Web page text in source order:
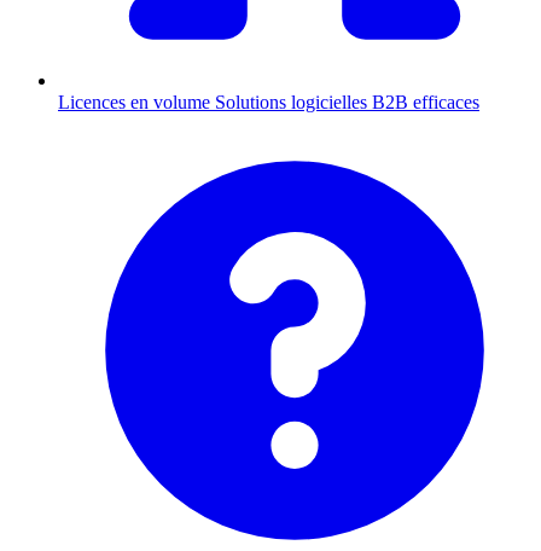
Licences en volume Solutions logicielles B2B efficaces